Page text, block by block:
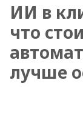
ИИ в
что
лучше